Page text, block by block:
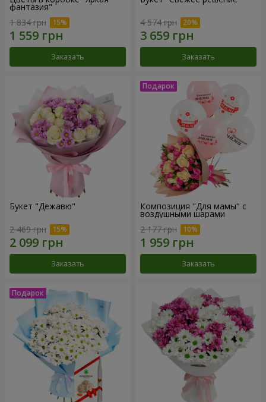
фантазия"
1 834 грн
Заказать
4 574 грн
Заказать
Букет "Дежавю"
2 469 грн
Заказать
Композиция "Для мамы" с
воздушными шарами
2 177 грн
Заказать